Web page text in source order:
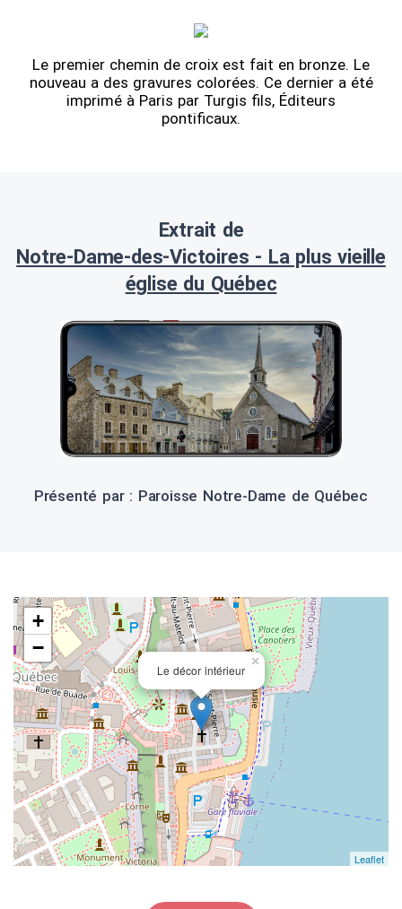
Le premier chemin de croix est fait en bronze. Le
nouveau a des gravures colorées. Ce dernier a été
imprimé à Paris par Turgis fils, Éditeurs
pontificaux.
Extrait de
Notre-Dame-des-Victoires - La plus vieille
église du Québec
Présenté par : Paroisse Notre-Dame de Québec
Le décor intérieur
×
+
−
Leaflet